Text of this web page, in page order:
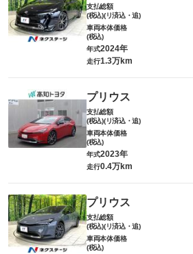
支払総額
(税込)(リ済込・追)
車両本体価格
(税込)
年式2024年
走行1.3万km
プリウス
支払総額
(税込)(リ済込・追)
車両本体価格
(税込)
年式2023年
走行0.4万km
プリウス
支払総額
(税込)(リ済込・追)
車両本体価格
(税込)